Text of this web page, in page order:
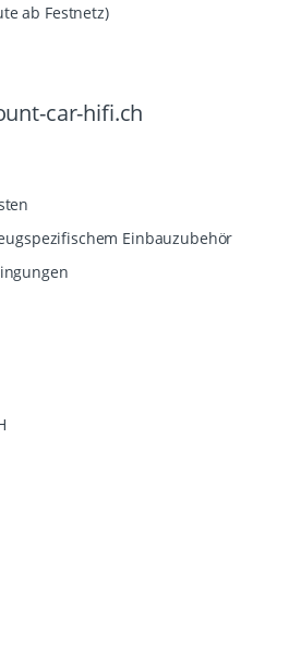
ab Festnetz)
car-hifi.ch
Einbauzubehör